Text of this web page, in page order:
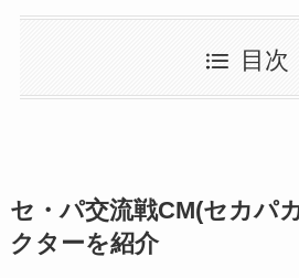
目次
セ・パ交流戦CM(セカパ
クターを紹介